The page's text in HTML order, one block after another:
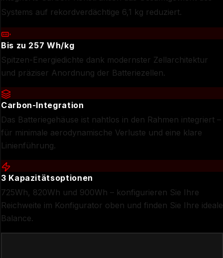
Systems auf rekordverdächtige 6,1 kg reduziert.
Bis zu 257 Wh/kg
Spitzen-Energiedichte dank modernster Zellarchitektur
und präziser Anordnung der Batteriezellen.
Carbon-Integration
Das Batteriegehäuse ist nahtlos in den Rahmen integriert –
für minimale aerodynamische Verluste und eine klare
Linienführung.
3 Kapazitätsoptionen
725Wh, 820Wh und 900Wh – konfigurieren Sie Ihre
Reichweite im Konfigurator oben und finden Sie Ihre ideale
Balance.